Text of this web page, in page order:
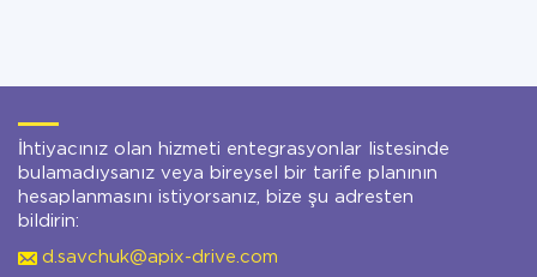
İhtiyacınız olan hizmeti entegrasyonlar listesinde
bulamadıysanız veya bireysel bir tarife planının
hesaplanmasını istiyorsanız, bize şu adresten
bildirin:
d.savchuk@apix-drive.com